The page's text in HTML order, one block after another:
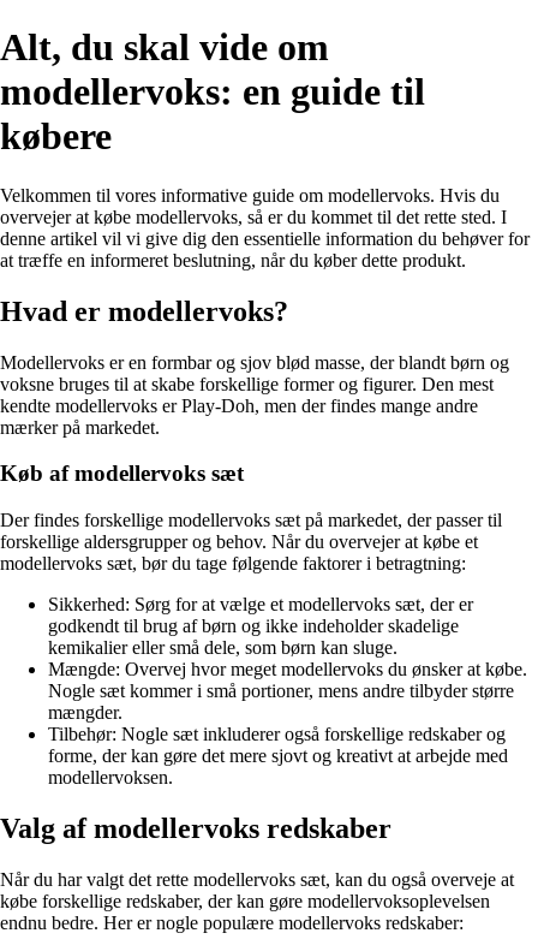
Alt, du skal vide om
modellervoks: en guide til
købere
Velkommen til vores informative guide om modellervoks. Hvis du
overvejer at købe modellervoks, så er du kommet til det rette sted. I
denne artikel vil vi give dig den essentielle information du behøver for
at træffe en informeret beslutning, når du køber dette produkt.
Hvad er modellervoks?
Modellervoks er en formbar og sjov blød masse, der blandt børn og
voksne bruges til at skabe forskellige former og figurer. Den mest
kendte modellervoks er Play-Doh, men der findes mange andre
mærker på markedet.
Køb af modellervoks sæt
Der findes forskellige modellervoks sæt på markedet, der passer til
forskellige aldersgrupper og behov. Når du overvejer at købe et
modellervoks sæt, bør du tage følgende faktorer i betragtning:
Sikkerhed: Sørg for at vælge et modellervoks sæt, der er
godkendt til brug af børn og ikke indeholder skadelige
kemikalier eller små dele, som børn kan sluge.
Mængde: Overvej hvor meget modellervoks du ønsker at købe.
Nogle sæt kommer i små portioner, mens andre tilbyder større
mængder.
Tilbehør: Nogle sæt inkluderer også forskellige redskaber og
forme, der kan gøre det mere sjovt og kreativt at arbejde med
modellervoksen.
Valg af modellervoks redskaber
Når du har valgt det rette modellervoks sæt, kan du også overveje at
købe forskellige redskaber, der kan gøre modellervoksoplevelsen
endnu bedre. Her er nogle populære modellervoks redskaber: